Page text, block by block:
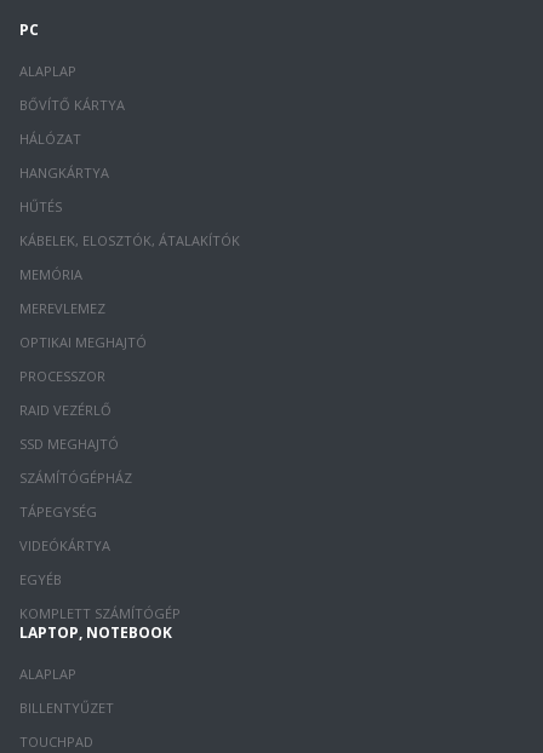
PC
ALAPLAP
BŐVÍTŐ KÁRTYA
HÁLÓZAT
HANGKÁRTYA
HŰTÉS
KÁBELEK, ELOSZTÓK, ÁTALAKÍTÓK
MEMÓRIA
MEREVLEMEZ
OPTIKAI MEGHAJTÓ
PROCESSZOR
RAID VEZÉRLŐ
SSD MEGHAJTÓ
SZÁMÍTÓGÉPHÁZ
TÁPEGYSÉG
VIDEÓKÁRTYA
EGYÉB
KOMPLETT SZÁMÍTÓGÉP
LAPTOP, NOTEBOOK
ALAPLAP
BILLENTYŰZET
TOUCHPAD